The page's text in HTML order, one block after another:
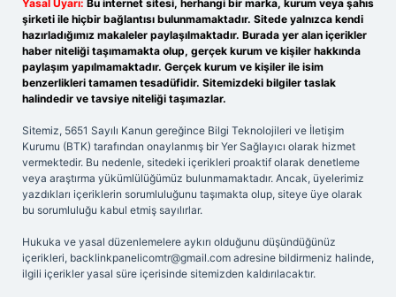
Yasal Uyarı: Bu internet sitesi, herhangi bir marka, kurum veya şahıs
şirketi ile hiçbir bağlantısı bulunmamaktadır. Sitede yalnızca kendi
hazırladığımız makaleler paylaşılmaktadır. Burada yer alan içerikler
haber niteliği taşımamakta olup, gerçek kurum ve kişiler hakkında
paylaşım yapılmamaktadır. Gerçek kurum ve kişiler ile isim
benzerlikleri tamamen tesadüfidir. Sitemizdeki bilgiler taslak
halindedir ve tavsiye niteliği taşımazlar.
Sitemiz, 5651 Sayılı Kanun gereğince Bilgi Teknolojileri ve İletişim
Kurumu (BTK) tarafından onaylanmış bir Yer Sağlayıcı olarak hizmet
vermektedir. Bu nedenle, sitedeki içerikleri proaktif olarak denetleme
veya araştırma yükümlülüğümüz bulunmamaktadır. Ancak, üyelerimiz
yazdıkları içeriklerin sorumluluğunu taşımakta olup, siteye üye olarak
bu sorumluluğu kabul etmiş sayılırlar.
Hukuka ve yasal düzenlemelere aykırı olduğunu düşündüğünüz
içerikleri, backlinkpanelicomtr@gmail.com adresine bildirmeniz halinde,
ilgili içerikler yasal süre içerisinde sitemizden kaldırılacaktır.